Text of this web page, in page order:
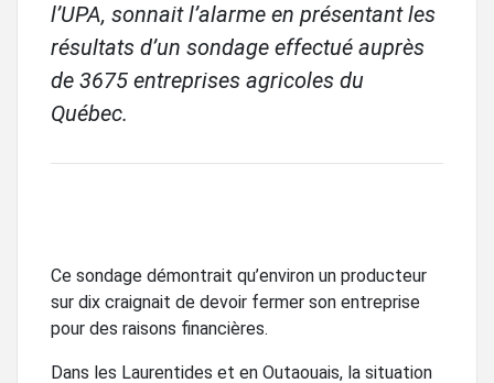
l’UPA, sonnait l’alarme en présentant les
résultats d’un sondage effectué auprès
de 3675 entreprises agricoles du
Québec.
Ce sondage démontrait qu’environ un producteur
sur dix craignait de devoir fermer son entreprise
pour des raisons financières.
Dans les Laurentides et en Outaouais, la situation